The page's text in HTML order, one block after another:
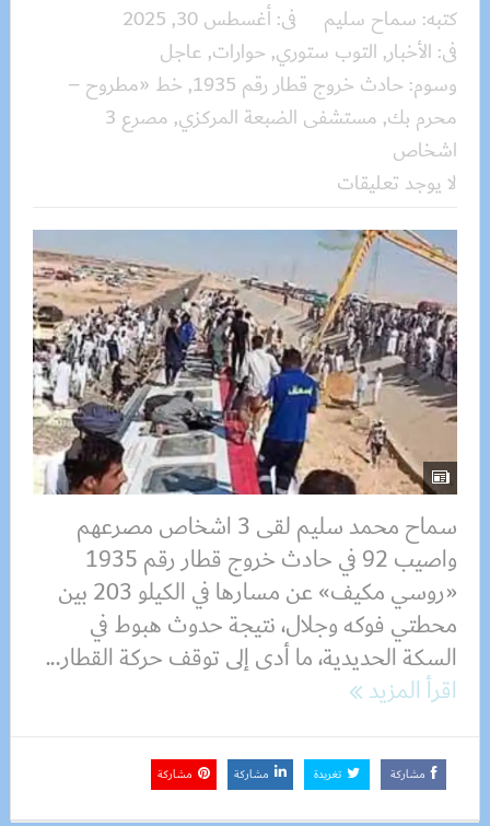
كتبه: سماح سليم فى:أغسطس 30, 2025
فى: الأخبار, التوب ستوري, حوارات, عاجل
وسوم: حادث خروج قطار رقم 1935 , خط «مطروح –
محرم بك, مستشفى الضبعة المركزي,
مصرع 3
اشخاص
لا يوجد تعليقات
سماح محمد سليم لقى 3 اشخاص مصرعهم
واصيب 92 في حادث خروج قطار رقم 1935
«روسي مكيف» عن مسارها في الكيلو 203 بين
محطتي فوكه وجلال، نتيجة حدوث هبوط في
السكة الحديدية، ما أدى إلى توقف حركة القطار...
اقرأ المزيد
مشاركة تغريدة مشاركة مشاركة